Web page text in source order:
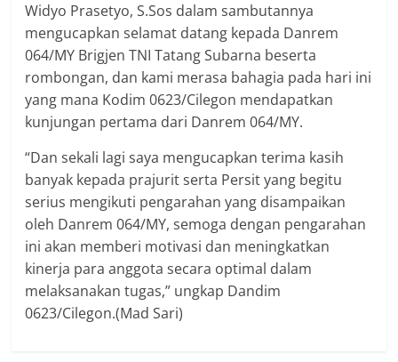
Widyo Prasetyo, S.Sos dalam sambutannya
mengucapkan selamat datang kepada Danrem
064/MY Brigjen TNI Tatang Subarna beserta
rombongan, dan kami merasa bahagia pada hari ini
yang mana Kodim 0623/Cilegon mendapatkan
kunjungan pertama dari Danrem 064/MY.
“Dan sekali lagi saya mengucapkan terima kasih
banyak kepada prajurit serta Persit yang begitu
serius mengikuti pengarahan yang disampaikan
oleh Danrem 064/MY, semoga dengan pengarahan
ini akan memberi motivasi dan meningkatkan
kinerja para anggota secara optimal dalam
melaksanakan tugas,” ungkap Dandim
0623/Cilegon.(Mad Sari)